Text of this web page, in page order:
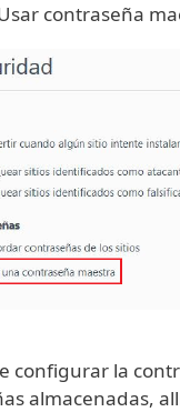
contraseña
configurar la
almacenadas,